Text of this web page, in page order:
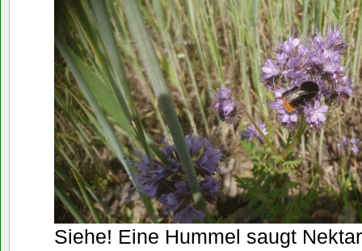
Siehe! Eine Hummel saugt